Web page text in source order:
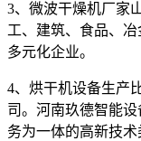
3、微波干燥机厂家
工、建筑、食品、
多元化企业。
4、烘干机设备生产
司。河南玖德智能
务为一体的高新技